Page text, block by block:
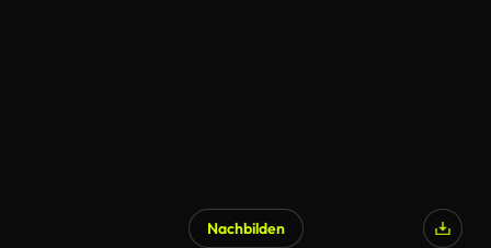
Nachbilden